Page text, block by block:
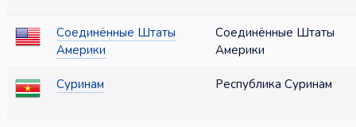
Соединённые Штаты
Америки
Соединённые Штаты
Америки
Суринам Республика Суринам